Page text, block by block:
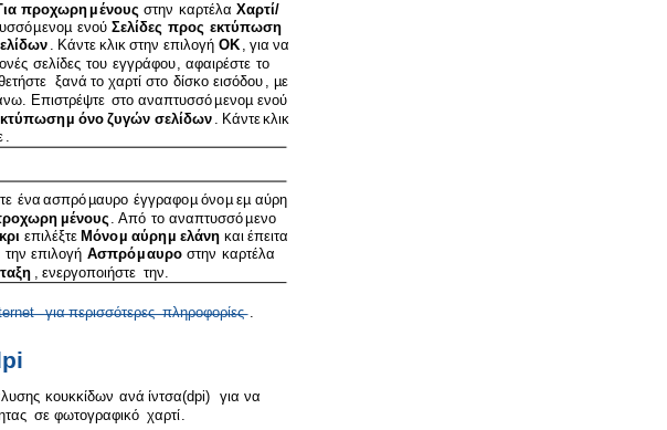
προχωρηµένους στην καρτέλα Χαρτί/
µενοµ ενού Σελίδες προς εκτύπωση
. Κάντε κλικ στην επιλογή OK , για να
ονές σελίδες του εγγράφου, αφαιρέστε το
ξανά το χαρτί στο δίσκο εισόδου , µε
. Επιστρέψτε στο αναπτυσσόµενοµ ενού
µ όνο ζυγών σελίδων . Κάντεκλικ
.
ένα ασπρόµαυρο έγγραφοµ όνοµ εµ αύρη
µένους . Από το αναπτυσσόµενο
επιλέξτε Μόνοµ αύρηµ ελάνη και έπειτα
την επιλογή Ασπρόµαυρο στην καρτέλα
, ενεργοποιήστε την.
για περισσότερες πληροφορίες .
κουκκίδων ανά ίντσα(dpi) για να
σε φωτογραφικό χαρτί.